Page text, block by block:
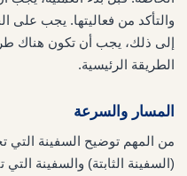
والتأكد من فعاليتها. يجب على
إلى ذلك، يجب أن تكون هناك
الطريقة الرئيسية.
المسار والسرعة
من المهم توضيح السفينة التي
(السفينة الثابتة) والسفينة التي